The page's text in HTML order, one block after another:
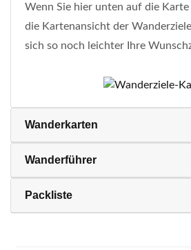
Wenn Sie hier unten auf die
die Kartenansicht der
sich so noch leichter Ihre
Wanderkarten
Wanderführer
Packliste